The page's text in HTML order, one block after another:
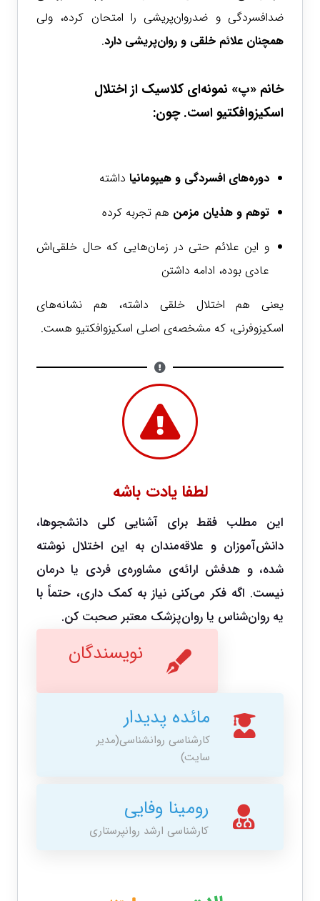
ضدافسردگی و ضدروان‌پریشی را امتحان کرده، ولی
همچنان علائم خلقی و روان‌پریشی دارد.
خانم «پ» نمونه‌ایکلاسیک از اختلال
اسکیزوافکتیو است. چون:
دوره‌های افسردگی و هیپومانیا داشته
توهم و هذیان مزمن هم تجربه کرده
و این علائم حتی در زمان‌هایی که حال خلقی‌اش
عادی بوده، ادامه داشتن
یعنی هم اختلال خلقی داشته، هم نشانه‌های
اسکیزوفرنی، که مشخصه‌ی اصلی اسکیزوافکتیو هست.
لطفا یادت باشه
این مطلب فقط برای آشنایی کلی دانشجوها،
دانش‌آموزان و علاقه‌مندان به این اختلال نوشته
شده، و هدفش ارائه‌ی مشاوره‌ی فردی یا درمان
نیست. اگه فکر می‌کنی نیاز به کمک داری، حتماً با
یه روان‌شناس یا روان‌پزشک معتبر صحبت کن.
نویسندگان
مائده پدیدار
کارشناسی روانشناسی(مدیر
سایت)
رومینا وفایی
کارشناسی ارشد روانپرستاری